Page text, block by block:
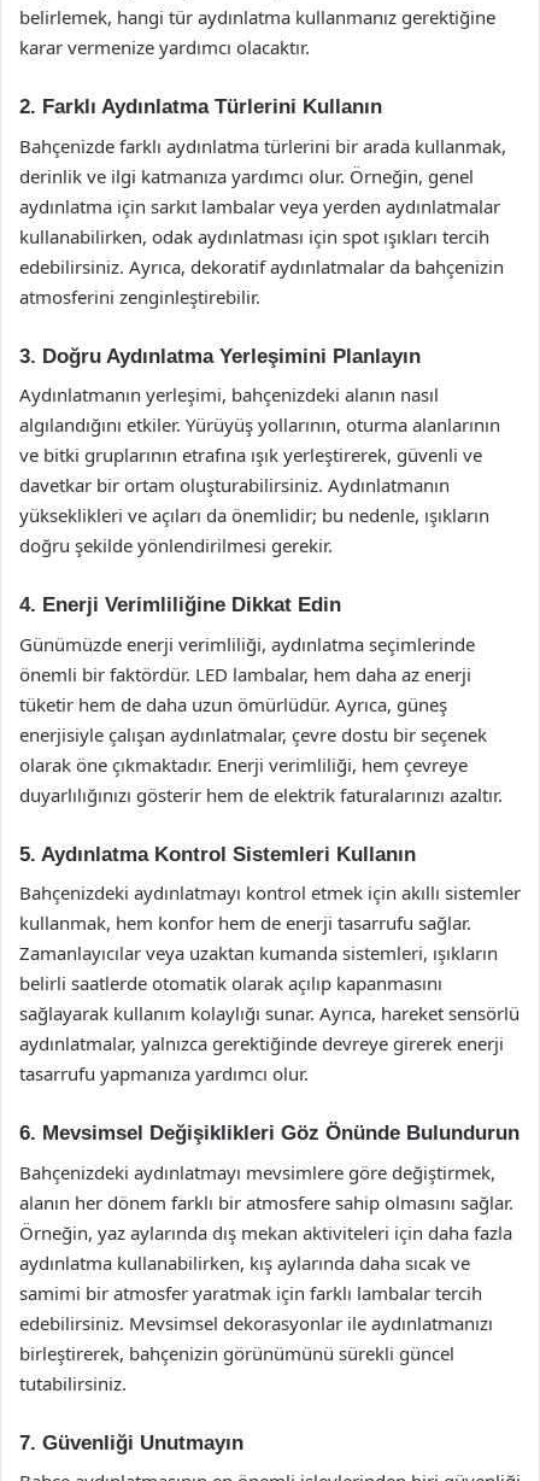
belirlemek, hangi tür aydınlatma kullanmanız gerektiğine
karar vermenize yardımcı olacaktır.
2. Farklı Aydınlatma Türlerini Kullanın
Bahçenizde farklı aydınlatma türlerini bir arada kullanmak,
derinlik ve ilgi katmanıza yardımcı olur. Örneğin, genel
aydınlatma için sarkıt lambalar veya yerden aydınlatmalar
kullanabilirken, odak aydınlatması için spot ışıkları tercih
edebilirsiniz. Ayrıca, dekoratif aydınlatmalar da bahçenizin
atmosferini zenginleştirebilir.
3. Doğru Aydınlatma Yerleşimini Planlayın
Aydınlatmanın yerleşimi, bahçenizdeki alanın nasıl
algılandığını etkiler. Yürüyüş yollarının, oturma alanlarının
ve bitki gruplarının etrafına ışık yerleştirerek, güvenli ve
davetkar bir ortam oluşturabilirsiniz. Aydınlatmanın
yükseklikleri ve açıları da önemlidir; bu nedenle, ışıkların
doğru şekilde yönlendirilmesi gerekir.
4. Enerji Verimliliğine Dikkat Edin
Günümüzde enerji verimliliği, aydınlatma seçimlerinde
önemli bir faktördür. LED lambalar, hem daha az enerji
tüketir hem de daha uzun ömürlüdür. Ayrıca, güneş
enerjisiyle çalışan aydınlatmalar, çevre dostu bir seçenek
olarak öne çıkmaktadır. Enerji verimliliği, hem çevreye
duyarlılığınızı gösterir hem de elektrik faturalarınızı azaltır.
5. Aydınlatma Kontrol Sistemleri Kullanın
Bahçenizdeki aydınlatmayı kontrol etmek için akıllı sistemler
kullanmak, hem konfor hem de enerji tasarrufu sağlar.
Zamanlayıcılar veya uzaktan kumanda sistemleri, ışıkların
belirli saatlerde otomatik olarak açılıp kapanmasını
sağlayarak kullanım kolaylığı sunar. Ayrıca, hareket sensörlü
aydınlatmalar, yalnızca gerektiğinde devreye girerek enerji
tasarrufu yapmanıza yardımcı olur.
6. Mevsimsel Değişiklikleri Göz Önünde Bulundurun
Bahçenizdeki aydınlatmayı mevsimlere göre değiştirmek,
alanın her dönem farklı bir atmosfere sahip olmasını sağlar.
Örneğin, yaz aylarında dış mekan aktiviteleri için daha fazla
aydınlatma kullanabilirken, kış aylarında daha sıcak ve
samimi bir atmosfer yaratmak için farklı lambalar tercih
edebilirsiniz. Mevsimsel dekorasyonlar ile aydınlatmanızı
birleştirerek, bahçenizin görünümünü sürekli güncel
tutabilirsiniz.
7. Güvenliği Unutmayın